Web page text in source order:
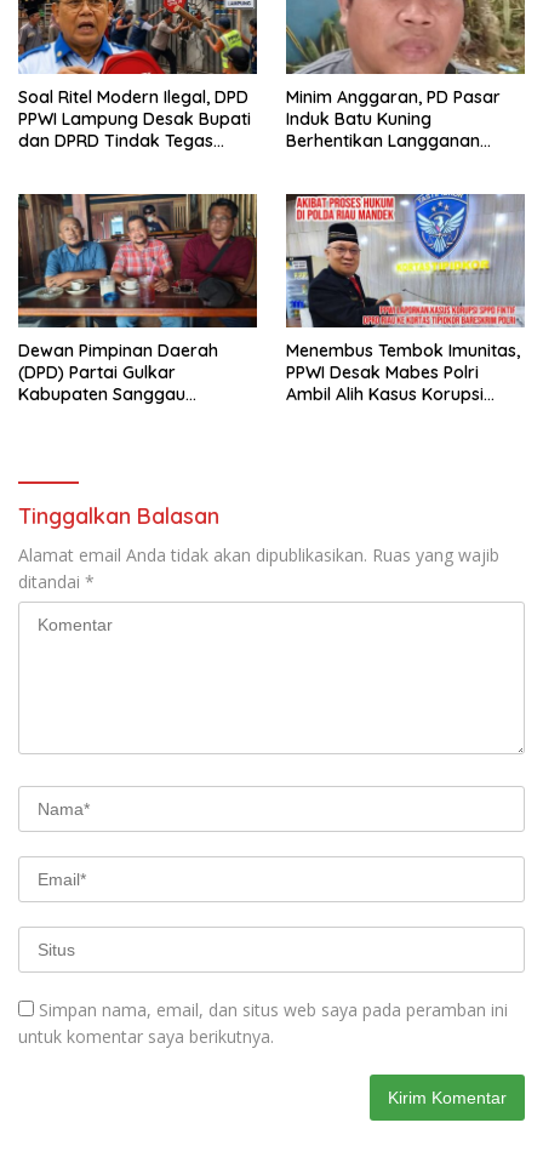
Soal Ritel Modern Ilegal, DPD
PPWI Lampung Desak Bupati
dan DPRD Tindak Tegas
Minim Anggaran, PD Pasar
Induk Batu Kuning
Berhentikan Langganan
Dewan Pimpinan Daerah
(DPD) Partai Gulkar
Kabupaten Sanggau
Menembus Tembok Imunitas,
PPWI Desak Mabes Polri
Ambil Alih Kasus Korupsi
Tinggalkan Balasan
Alamat email Anda tidak akan dipublikasikan. Ruas yang wajib
ditandai *
Simpan nama, email, dan situs web saya pada peramban ini
untuk komentar saya berikutnya.